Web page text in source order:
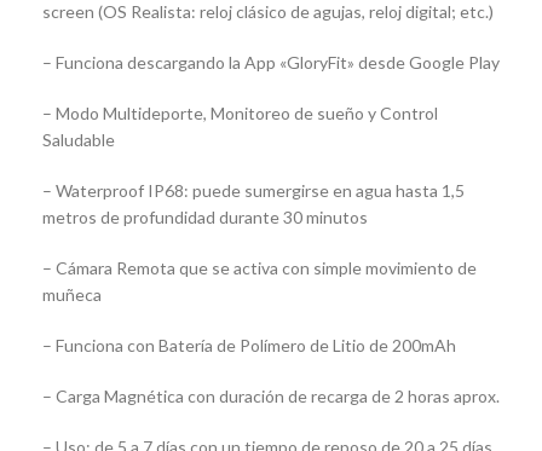
screen (OS Realista: reloj clásico de agujas, reloj digital; etc.)
– Funciona descargando la App «GloryFit» desde Google Play
– Modo Multideporte, Monitoreo de sueño y Control
Saludable
– Waterproof IP68: puede sumergirse en agua hasta 1,5
metros de profundidad durante 30 minutos
– Cámara Remota que se activa con simple movimiento de
muñeca
– Funciona con Batería de Polímero de Litio de 200mAh
– Carga Magnética con duración de recarga de 2 horas aprox.